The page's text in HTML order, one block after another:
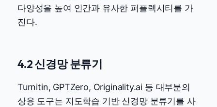
다양성을 높여 인간과 유사한 퍼플렉시티를 가
진다.
4.2 신경망 분류기
Turnitin, GPTZero, Originality.ai 등 대부분의
상용 도구는 지도학습 기반 신경망 분류기를 사